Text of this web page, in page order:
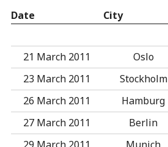
Date City
21 March 2011
Oslo
23 March 2011
Stockholm
26 March 2011
Hamburg
27 March 2011
Berlin